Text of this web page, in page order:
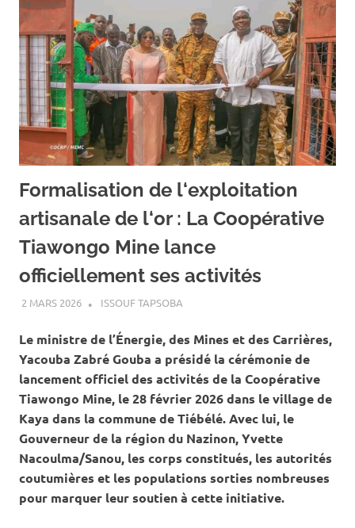
Formalisation de l‘exploitation
artisanale de l‘or : La Coopérative
Tiawongo Mine lance
officiellement ses activités
2 MARS 2026 ISSOUF TAPSOBA
Le ministre de l’Énergie, des Mines et des Carrières,
Yacouba Zabré Gouba a présidé la cérémonie de
lancement officiel des activités de la Coopérative
Tiawongo Mine, le 28 février 2026 dans le village de
Kaya dans la commune de Tiébélé. Avec lui, le
Gouverneur de la région du Nazinon, Yvette
Nacoulma/Sanou, les corps constitués, les autorités
coutumières et les populations sorties nombreuses
pour marquer leur soutien à cette initiative.